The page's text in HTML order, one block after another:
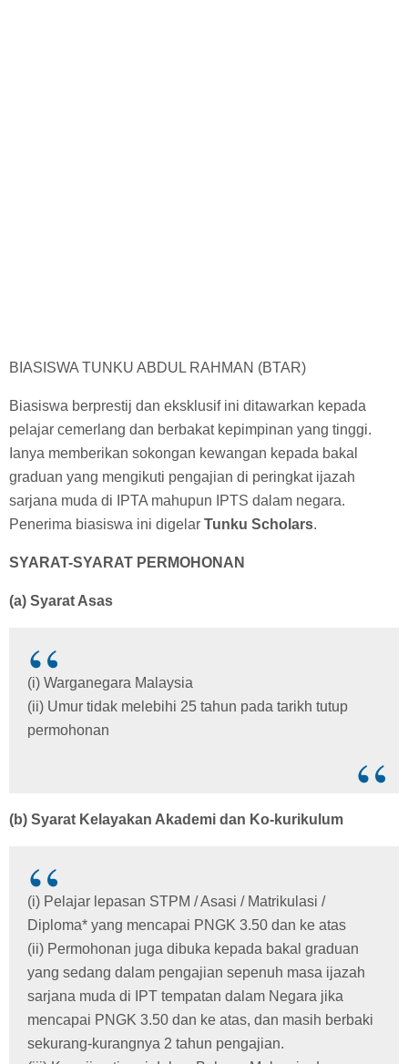
BIASISWA TUNKU ABDUL RAHMAN (BTAR)
Biasiswa berprestij dan eksklusif ini ditawarkan kepada
pelajar cemerlang dan berbakat kepimpinan yang tinggi.
Ianya memberikan sokongan kewangan kepada bakal
graduan yang mengikuti pengajian di peringkat ijazah
sarjana muda di IPTA mahupun IPTS dalam negara.
Penerima biasiswa ini digelar Tunku Scholars.
SYARAT-SYARAT PERMOHONAN
(a) Syarat Asas
(i) Warganegara Malaysia
(ii) Umur tidak melebihi 25 tahun pada tarikh tutup
permohonan
(b) Syarat Kelayakan Akademi dan Ko-kurikulum
(i) Pelajar lepasan STPM / Asasi / Matrikulasi /
Diploma* yang mencapai PNGK 3.50 dan ke atas
(ii) Permohonan juga dibuka kepada bakal graduan
yang sedang dalam pengajian sepenuh masa ijazah
sarjana muda di IPT tempatan dalam Negara jika
mencapai PNGK 3.50 dan ke atas, dan masih berbaki
sekurang-kurangnya 2 tahun pengajian.